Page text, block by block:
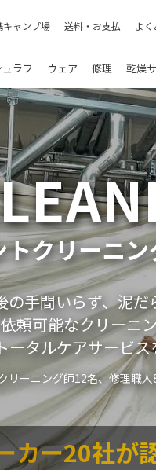
キャンプ場 送料・お支払 よ
ュラフ ウェア 修理 乾燥
トクリーニ
の手間いらず、泥だ
頼可能なクリーニ
ータルケアサービス
リーニング師12名、修理職人
カー20社が